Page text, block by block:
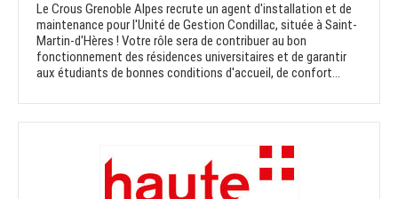
Le Crous Grenoble Alpes recrute un agent d'installation et de
maintenance pour l'Unité de Gestion Condillac, située à Saint-
Martin-d'Hères ! Votre rôle sera de contribuer au bon
fonctionnement des résidences universitaires et de garantir
aux étudiants de bonnes conditions d'accueil, de confort...